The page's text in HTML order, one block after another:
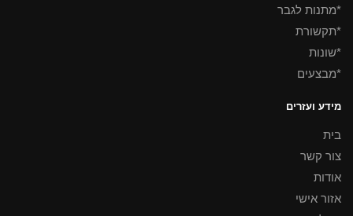
*מתנות לגבר
*תקשורת
*שונות
*מבצעים
מידע ועזרים
בית
צור קשר
אודות
אזור אישי